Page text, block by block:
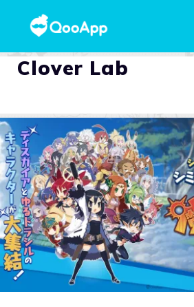
Clover Lab